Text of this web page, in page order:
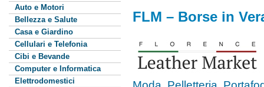
Auto e Motori
Bellezza e Salute
Casa e Giardino
Cellulari e Telefonia
Cibi e Bevande
Computer e Informatica
Elettrodomestici
FLM – Borse in